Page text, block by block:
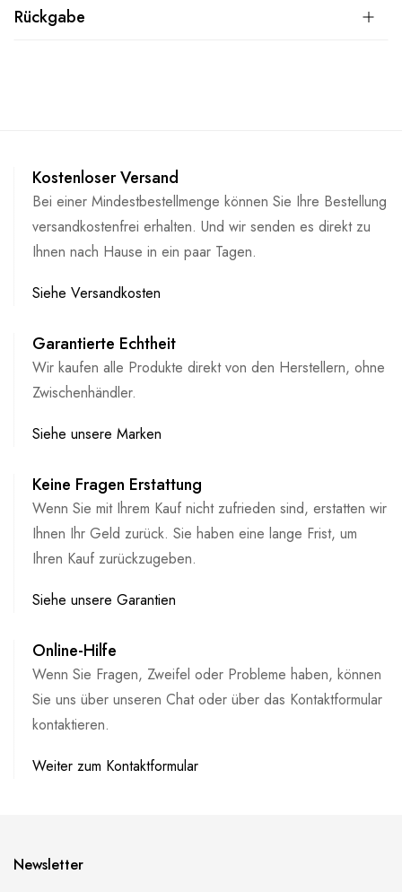
Rückgabe
Kostenloser Versand
Bei einer Mindestbestellmenge können Sie Ihre Bestellung
versandkostenfrei erhalten. Und wir senden es direkt zu
Ihnen nach Hause in ein paar Tagen.
Siehe Versandkosten
Garantierte Echtheit
Wir kaufen alle Produkte direkt von den Herstellern, ohne
Zwischenhändler.
Siehe unsere Marken
Keine Fragen Erstattung
Wenn Sie mit Ihrem Kauf nicht zufrieden sind, erstatten wir
Ihnen Ihr Geld zurück. Sie haben eine lange Frist, um
Ihren Kauf zurückzugeben.
Siehe unsere Garantien
Online-Hilfe
Wenn Sie Fragen, Zweifel oder Probleme haben, können
Sie uns über unseren Chat oder über das Kontaktformular
kontaktieren.
Weiter zum Kontaktformular
Newsletter